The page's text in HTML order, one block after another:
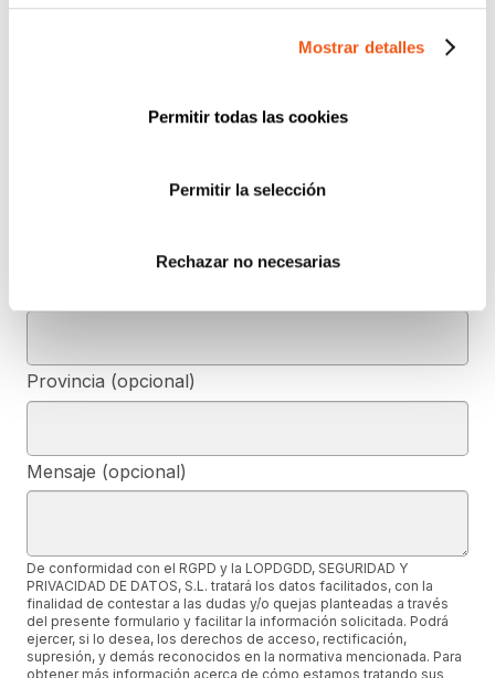
Mostrar detalles
Permitir todas las cookies
Permitir la selección
Rechazar no necesarias
Teléfono de contacto
Provincia (opcional)
Mensaje (opcional)
De conformidad con el RGPD y la LOPDGDD, SEGURIDAD Y
PRIVACIDAD DE DATOS, S.L. tratará los datos facilitados, con la
finalidad de contestar a las dudas y/o quejas planteadas a través
del presente formulario y facilitar la información solicitada. Podrá
ejercer, si lo desea, los derechos de acceso, rectificación,
supresión, y demás reconocidos en la normativa mencionada. Para
obtener más información acerca de cómo estamos tratando sus